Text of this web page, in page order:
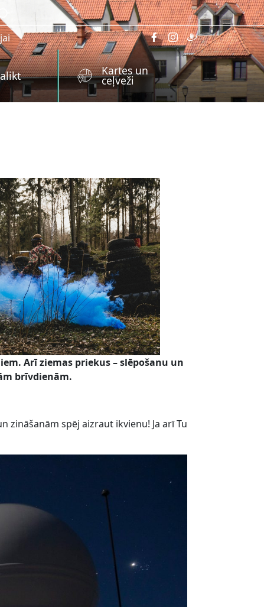
Kartes un
ceļveži
Arī ziemas priekus – slēpošanu un
brīvdienām.
zināšanām spēj aizraut ikvienu! Ja arī Tu